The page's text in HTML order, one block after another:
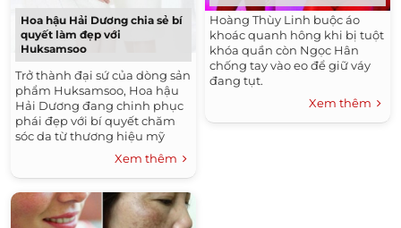
Hoa hậu Hải Dương chia sẻ bí
quyết làm đẹp với
Huksamsoo
Trở thành đại sứ của dòng sản
phẩm Huksamsoo, Hoa hậu
Hải Dương đang chinh phục
phái đẹp với bí quyết chăm
sóc da từ thương hiệu mỹ
Xem thêm
Hoàng Thùy Linh buộc áo
khoác quanh hông khi bị tuột
khóa quần còn Ngọc Hân
chống tay vào eo để giữ váy
đang tụt.
Xem thêm